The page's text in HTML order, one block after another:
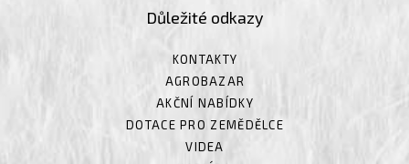
Důležité odkazy
KONTAKTY
AGROBAZAR
AKČNÍ NABÍDKY
DOTACE PRO ZEMĚDĚLCE
VIDEA